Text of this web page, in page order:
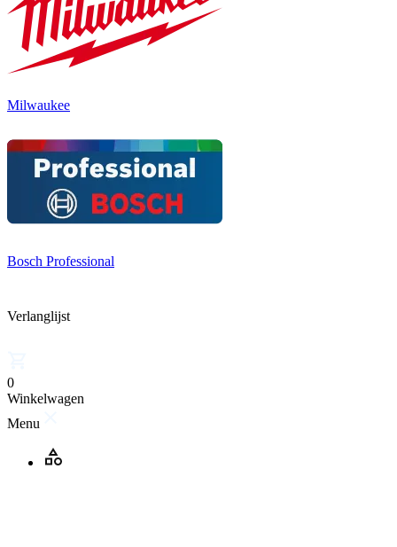
Milwaukee
Bosch Professional
Verlanglijst
0
Winkelwagen
Menu